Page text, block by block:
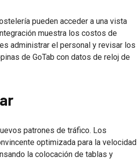
pueden acceder a una vista
muestra los costos de
administrar el personal y revisar los
de GoTab con datos de reloj de
patrones de tráfico. Los
optimizada para la velocidad
la colocación de tablas y